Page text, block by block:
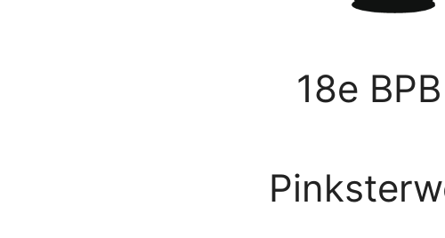
18e